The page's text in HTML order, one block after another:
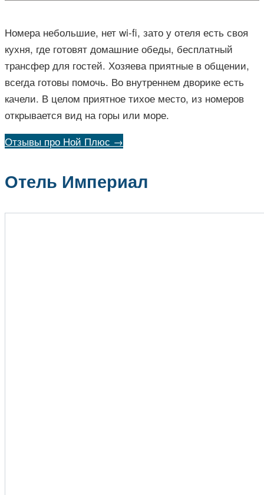
Номера небольшие, нет wi-fi, зато у отеля есть своя
кухня, где готовят домашние обеды, бесплатный
трансфер для гостей. Хозяева приятные в общении,
всегда готовы помочь. Во внутреннем дворике есть
качели. В целом приятное тихое место, из номеров
открывается вид на горы или море.
Отзывы про Ной Плюс →
Отель Империал